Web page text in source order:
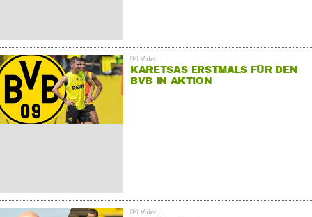
KARETSAS ERSTMALS FÜR DEN
BVB IN AKTION